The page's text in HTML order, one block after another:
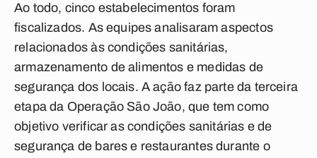
Ao todo, cinco estabelecimentos foram
fiscalizados. As equipes analisaram aspectos
relacionados às condições sanitárias,
armazenamento de alimentos e medidas de
segurança dos locais. A ação faz parte da terceira
etapa da Operação São João, que tem como
objetivo verificar as condições sanitárias e de
segurança de bares e restaurantes durante o